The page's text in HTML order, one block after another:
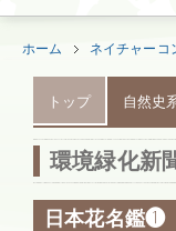
ホーム ネイチャーコ
トップ 自然史
環境緑化
日本花名鑑❶